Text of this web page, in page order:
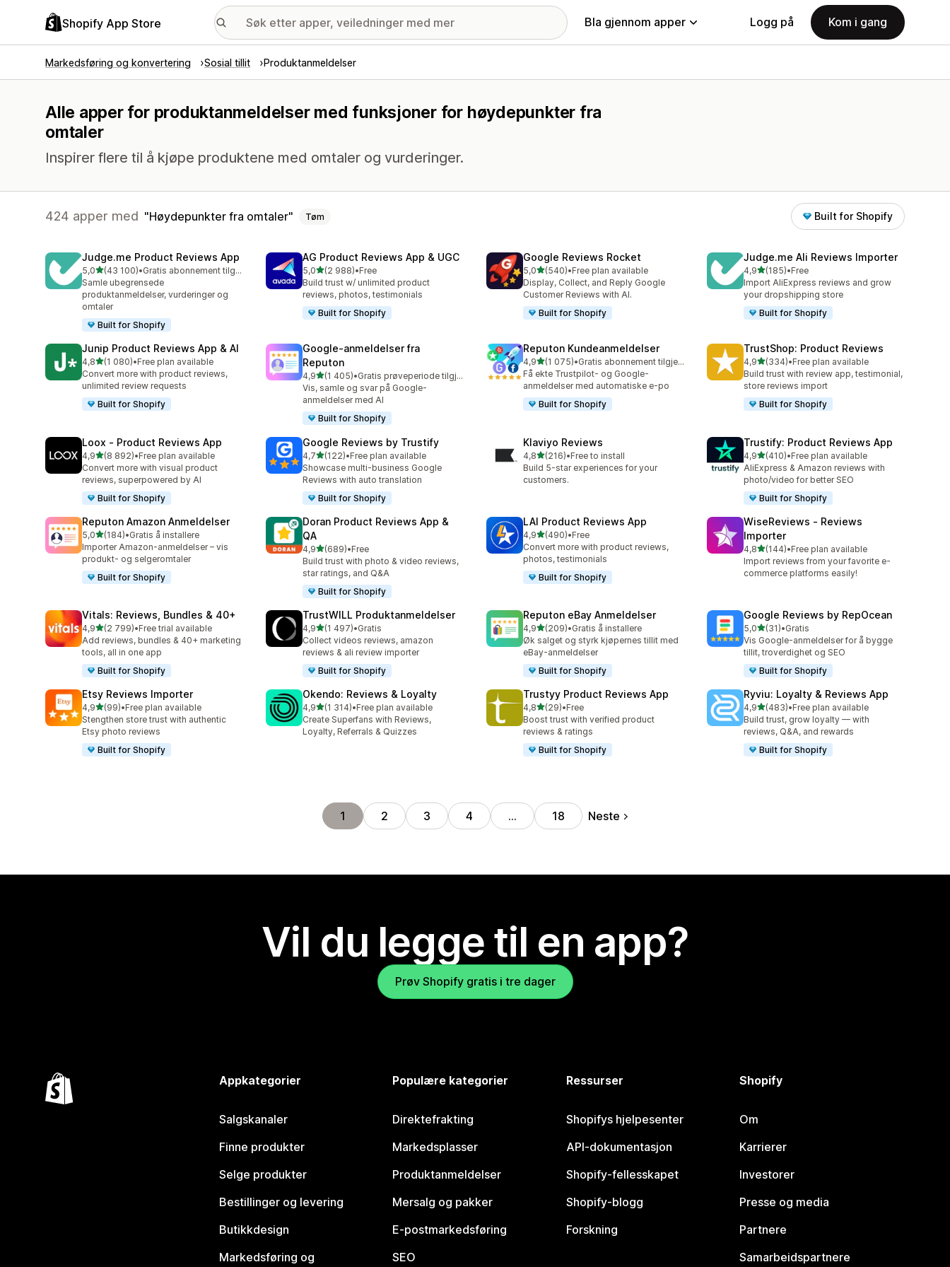
Shopify App Store Bla gjennom apper Logg på Kom i gang
Markedsføring og konvertering Sosial tillit Produktanmeldelser
Alle apper for produktanmeldelser med funksjoner for høydepunkter fra
omtaler
Inspirer flere til å kjøpe produktene med omtaler og vurderinger.
424 apper med Høydepunkter fra omtaler Tøm Built for Shopify
Judge.me Product Reviews App
5,0av 5 stjerner
(43 100)
Totalt 43100 omtaler
•
Gratis abonnement tilgjengelig
Samle ubegrensede
produktanmeldelser, vurderinger og
omtaler
Built for Shopify
AG Product Reviews App & UGC
5,0av 5 stjerner
(2 988)
Totalt 2988 omtaler
•Free
Build trust w/ unlimited product
reviews, photos, testimonials
Built for Shopify
Google Reviews Rocket
5,0av 5 stjerner
(540)
Totalt 540 omtaler
•Free plan available
Display, Collect, and Reply Google
Customer Reviews with AI.
Built for Shopify
Judge.me Ali Reviews Importer
4,9av 5 stjerner
(185)
Totalt 185 omtaler
•Free
Import AliExpress reviews and grow
your dropshipping store
Built for Shopify
Junip Product Reviews App & AI
4,8av 5 stjerner
(1 080)
Totalt 1080 omtaler
•Free plan available
Convert more with product reviews,
unlimited review requests
Built for Shopify
Google‑anmeldelser fra
Reputon
4,9av 5 stjerner
(1 405)
Totalt 1405 omtaler
•
Gratis prøveperiode tilgjengelig
Vis, samle og svar på Google-
anmeldelser med AI
Built for Shopify
Reputon Kundeanmeldelser
4,9av 5 stjerner
(1 075)
Totalt 1075 omtaler
•
Gratis abonnement tilgjengelig
Få ekte Trustpilot- og Google-
anmeldelser med automatiske e-po
Built for Shopify
TrustShop: Product Reviews
4,9av 5 stjerner
(334)
Totalt 334 omtaler
•Free plan available
Build trust with review app, testimonial,
store reviews import
Built for Shopify
Loox ‑ Product Reviews App
4,9av 5 stjerner
(8 892)
Totalt 8892 omtaler
•Free plan available
Convert more with visual product
reviews, superpowered by AI
Built for Shopify
Google Reviews by Trustify
4,7av 5 stjerner
(122)
Totalt 122 omtaler
•Free plan available
Showcase multi-business Google
Reviews with auto translation
Built for Shopify
Klaviyo Reviews
4,8av 5 stjerner
(216)
Totalt 216 omtaler
•Free to install
Build 5-star experiences for your
customers.
Trustify: Product Reviews App
4,9av 5 stjerner
(410)
Totalt 410 omtaler
•Free plan available
AliExpress & Amazon reviews with
photo/video for better SEO
Built for Shopify
Reputon Amazon Anmeldelser
5,0av 5 stjerner
(184)
Totalt 184 omtaler
•Gratis å installere
Importer Amazon-anmeldelser – vis
produkt- og selgeromtaler
Built for Shopify
Doran Product Reviews App &
QA
4,9av 5 stjerner
(689)
Totalt 689 omtaler
•Free
Build trust with photo & video reviews,
star ratings, and Q&A
Built for Shopify
LAI Product Reviews App
4,9av 5 stjerner
(490)
Totalt 490 omtaler
•Free
Convert more with product reviews,
photos, testimonials
Built for Shopify
WiseReviews ‑ Reviews
Importer
4,8av 5 stjerner
(144)
Totalt 144 omtaler
•Free plan available
Import reviews from your favorite e-
commerce platforms easily!
Vitals: Reviews, Bundles & 40+
4,9av 5 stjerner
(2 799)
Totalt 2799 omtaler
•Free trial available
Add reviews, bundles & 40+ marketing
tools, all in one app
Built for Shopify
TrustWILL Produktanmeldelser
4,9av 5 stjerner
(1 497)
Totalt 1497 omtaler
•Gratis
Collect videos reviews, amazon
reviews & ali review importer
Built for Shopify
Reputon eBay Anmeldelser
4,9av 5 stjerner
(209)
Totalt 209 omtaler
•Gratis å installere
Øk salget og styrk kjøpernes tillit med
eBay-anmeldelser
Built for Shopify
Google Reviews by RepOcean
5,0av 5 stjerner
(31)
Totalt 31 omtaler
•Gratis
Vis Google-anmeldelser for å bygge
tillit, troverdighet og SEO
Built for Shopify
Etsy Reviews Importer
4,9av 5 stjerner
(99)
Totalt 99 omtaler
•Free plan available
Stengthen store trust with authentic
Etsy photo reviews
Built for Shopify
Okendo: Reviews & Loyalty
4,9av 5 stjerner
(1 314)
Totalt 1314 omtaler
•Free plan available
Create Superfans with Reviews,
Loyalty, Referrals & Quizzes
Trustyy Product Reviews App
4,8av 5 stjerner
(29)
Totalt 29 omtaler
•Free
Boost trust with verified product
reviews & ratings
Built for Shopify
Ryviu: Loyalty & Reviews App
4,9av 5 stjerner
(483)
Totalt 483 omtaler
•Free plan available
Build trust, grow loyalty — with
reviews, Q&A, and rewards
Built for Shopify
1 2 3 4 … 18 Neste
Vil du legge til en app?
Prøv Shopify gratis i tre dager
Appkategorier
Salgskanaler
Finne produkter
Selge produkter
Bestillinger og levering
Butikkdesign
Markedsføring og
Populære kategorier
Direktefrakting
Markedsplasser
Produktanmeldelser
Mersalg og pakker
E-postmarkedsføring
SEO
Ressurser
Shopifys hjelpesenter
API-dokumentasjon
Shopify-fellesskapet
Shopify-blogg
Forskning
Shopify
Om
Karrierer
Investorer
Presse og media
Partnere
Samarbeidspartnere